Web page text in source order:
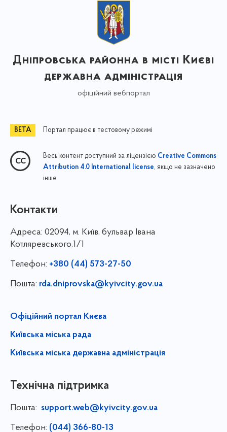
Дніпровська районна в місті Києві
державна адміністрація
офіційний вебпортал
Портал працює в тестовому режимі
Весь контент доступний за ліцензією Creative Commons
Attribution 4.0 International license, якщо не зазначено
інше
Контакти
Адреса: 02094, м. Київ, бульвар Івана
Котляревського,1/1
Телефон: +380 (44) 573-27-50
Пошта: rda.dniprovska@kyivcity.gov.ua
Офіційний портал Києва
Київська міська рада
Київська міська державна адміністрація
Технічна підтримка
Пошта: support.web@kyivcity.gov.ua
Телефон: (044) 366-80-13